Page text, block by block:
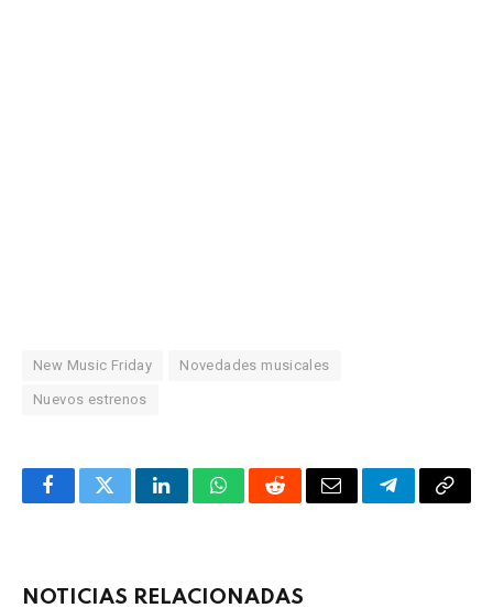
New Music Friday Novedades musicales
Nuevos estrenos
FacebookTwitterLinkedInWhatsAppRedditCorreoTelegrama
NOTICIAS RELACIONADAS